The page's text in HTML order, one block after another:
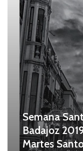
Santo
Semana
Badajoz
Martes